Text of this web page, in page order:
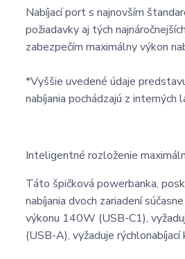
Nabíjací port s najnovším
požiadavky aj tých
zabezpečím maximálny výkon
*Vyššie uvedené údaje
nabíjania pochádzajú z
Inteligentné rozloženie
Táto špičková powerbanka,
nabíjania dvoch zariadení
výkonu 140W (USB-C1),
(USB-A), vyžaduje